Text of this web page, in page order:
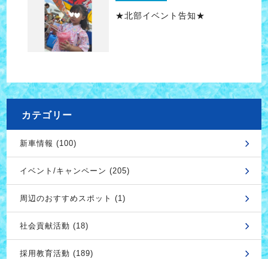
★北部イベント告知★
カテゴリー
新車情報 (100)
イベント/キャンペーン (205)
周辺のおすすめスポット (1)
社会貢献活動 (18)
採用教育活動 (189)